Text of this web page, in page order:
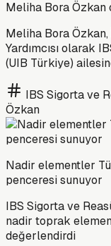
Meliha Bora Özkan
Meliha Bora
Yardımcısı olarak
(UIB Türkiye)
IBS Sigorta ve
Özkan
Nadir elementler
penceresi sunuyor
IBS Sigorta ve
nadir toprak
değerlendirdi